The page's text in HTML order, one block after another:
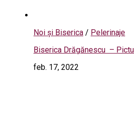
Noi și Biserica / Pelerinaje
Biserica Drăgănescu –
feb. 17, 2022